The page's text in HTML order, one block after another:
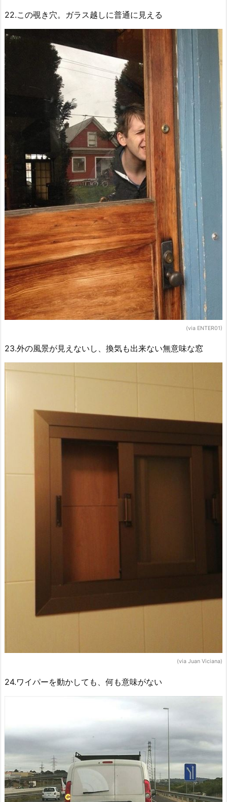
22.この覗き穴。ガラス越しに普通に見える
(via ENTER01)
23.外の風景が見えないし、換気も出来ない無意味な窓
(via Juan Viciana)
24.ワイパーを動かしても、何も意味がない